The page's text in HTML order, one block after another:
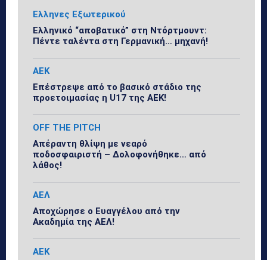
Ελληνες Εξωτερικού
Ελληνικό “αποβατικό” στη Ντόρτμουντ:
Πέντε ταλέντα στη Γερμανική… μηχανή!
ΑΕΚ
Επέστρεψε από το βασικό στάδιο της
προετοιμασίας η U17 της ΑΕΚ!
OFF THE PITCH
Απέραντη θλίψη με νεαρό
ποδοσφαιριστή – Δολοφονήθηκε… από
λάθος!
ΑΕΛ
Αποχώρησε ο Ευαγγέλου από την
Ακαδημία της ΑΕΛ!
ΑΕΚ